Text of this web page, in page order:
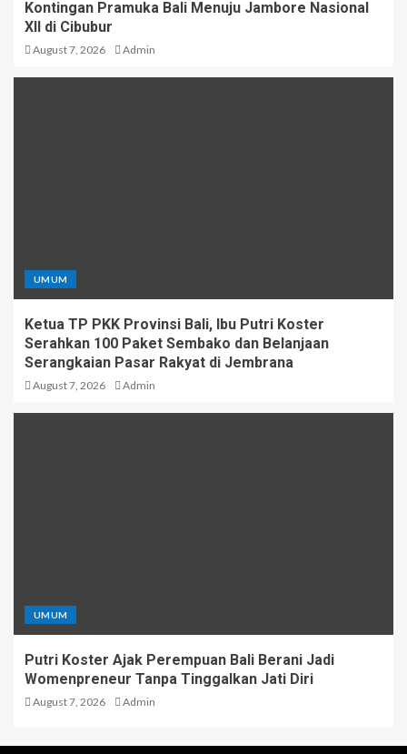
Kontingan Pramuka Bali Menuju Jambore Nasional
XII di Cibubur
August 7, 2026 Admin
UMUM
Ketua TP PKK Provinsi Bali, Ibu Putri Koster
Serahkan 100 Paket Sembako dan Belanjaan
Serangkaian Pasar Rakyat di Jembrana
August 7, 2026 Admin
UMUM
Putri Koster Ajak Perempuan Bali Berani Jadi
Womenpreneur Tanpa Tinggalkan Jati Diri
August 7, 2026 Admin